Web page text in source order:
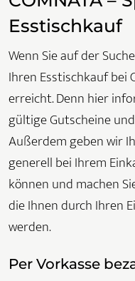
Esstischkauf
Wenn Sie auf der
Ihren Esstischkauf bei
erreicht. Denn hier
gültige Gutscheine
Außerdem geben wir
generell bei Ihrem
können und machen
die Ihnen durch Ihren
werden.
Per Vorkasse